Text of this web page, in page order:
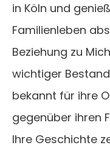
in Köln und
Familienleben
Beziehung zu
wichtiger
bekannt für ihre
gegenüber ihren
Ihre Geschichte